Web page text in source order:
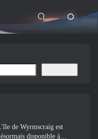
de Wyrmscraig est
disponible à